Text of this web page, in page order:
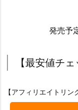
発売予
【最安値チェ
【アフィリエイトリ